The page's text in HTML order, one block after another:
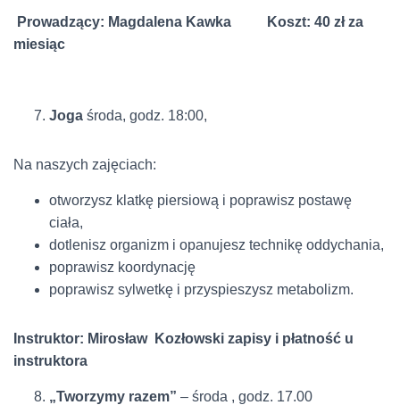
Prowadzący: Magdalena Kawka Koszt: 40 zł za
miesiąc
Joga środa, godz. 18:00,
Na naszych zajęciach:
otworzysz klatkę piersiową i poprawisz postawę
ciała,
dotlenisz organizm i opanujesz technikę oddychania,
poprawisz koordynację
poprawisz sylwetkę i przyspieszysz metabolizm.
Instruktor: Mirosław Kozłowski zapisy i płatność u
instruktora
„Tworzymy razem” – środa , godz. 17.00